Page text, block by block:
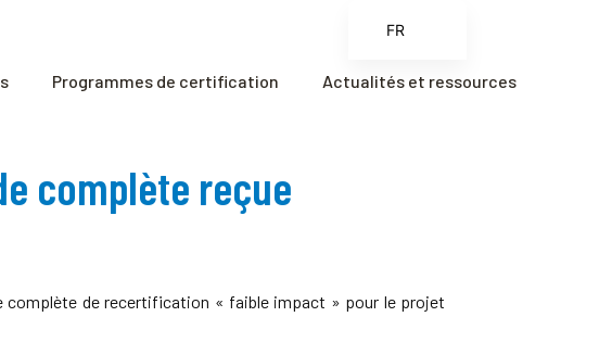
Programmes de certification Actualités et ressources
complète reçue
complète de recertification « faible impact » pour le projet
FR